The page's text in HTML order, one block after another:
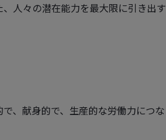
人々の潜在能力を最大限に引き出す
、献身的で、生産的な労働力につな